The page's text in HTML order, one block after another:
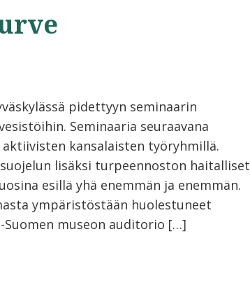
pidettyyn seminaarin
Seminaaria seuraavana
kansalaisten työryhmillä.
lisäksi turpeennoston haitalliset
esillä yhä enemmän ja enemmän.
ympäristöstään huolestuneet
Suomen museon auditorio […]